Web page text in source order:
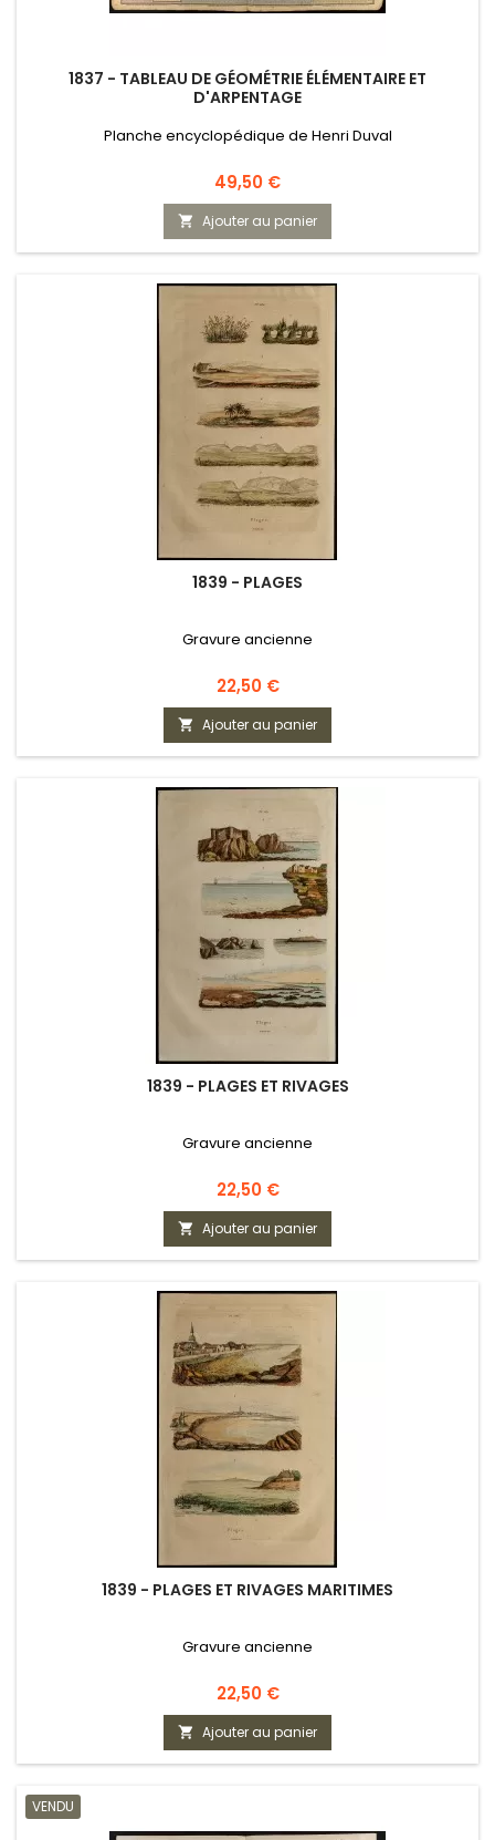
1837 - TABLEAU DE GÉOMÉTRIE ÉLÉMENTAIRE ET
D'ARPENTAGE
Planche encyclopédique de Henri Duval
Prix
49,50 €
 Ajouter au panier
1839 - PLAGES
Gravure ancienne
Prix
22,50 €
 Ajouter au panier
1839 - PLAGES ET RIVAGES
Gravure ancienne
Prix
22,50 €
 Ajouter au panier
1839 - PLAGES ET RIVAGES MARITIMES
Gravure ancienne
Prix
22,50 €
 Ajouter au panier
VENDU